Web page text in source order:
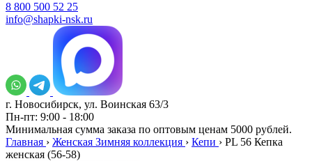
8 800 500 52 25
info@shapki-nsk.ru
г. Новосибирск, ул. Воинская 63/3
Пн-пт: 9:00 - 18:00
Минимальная сумма заказа по оптовым ценам 5000 рублей.
Главная › Женская Зимняя коллекция › Кепи › PL 56 Кепка
женская (56-58)